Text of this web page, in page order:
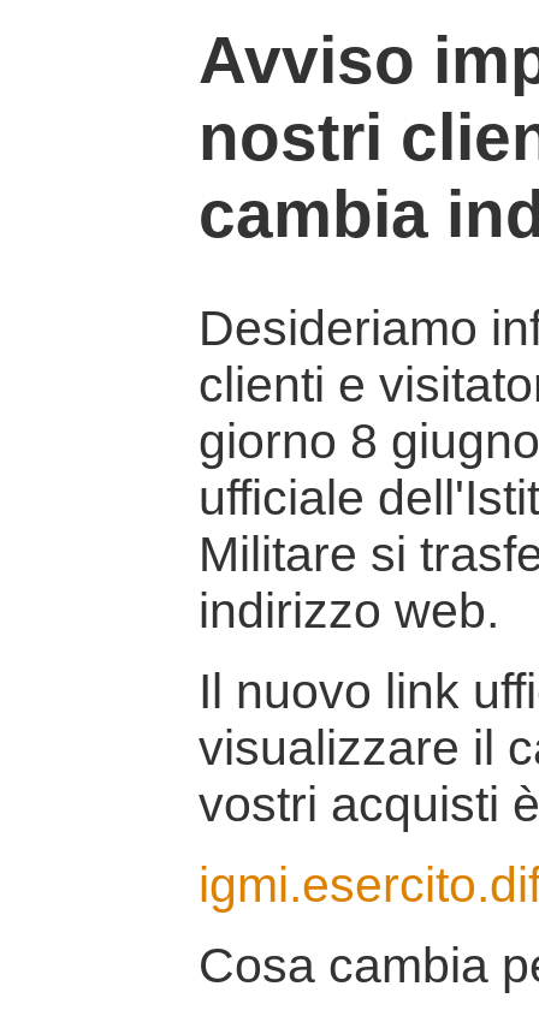
Avviso
nostri
cambia
Desideriamo
clienti e
giorno 8
ufficiale
Militare si
indirizzo web.
Il nuovo link
visualizzare il
vostri acquisti
Cosa cambia